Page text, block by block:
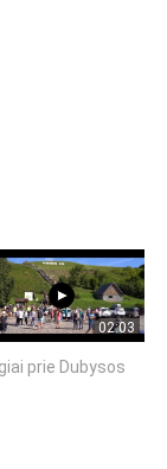
02:03
prie Dubysos